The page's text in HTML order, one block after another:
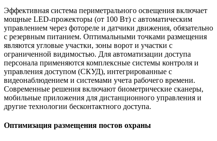
Эффективная система периметрального освещения включает
мощные LED-прожекторы (от 100 Вт) с автоматическим
управлением через фотореле и датчики движения, обязательно
с резервным питанием. Оптимальными точками размещения
являются угловые участки, зоны ворот и участки с
ограниченной видимостью. Для автоматизации доступа
персонала применяются комплексные системы контроля и
управления доступом (СКУД), интегрированные с
видеонаблюдением и системами учета рабочего времени.
Современные решения включают биометрические сканеры,
мобильные приложения для дистанционного управления и
другие технологии бесконтактного доступа.
Оптимизация размещения постов охраны